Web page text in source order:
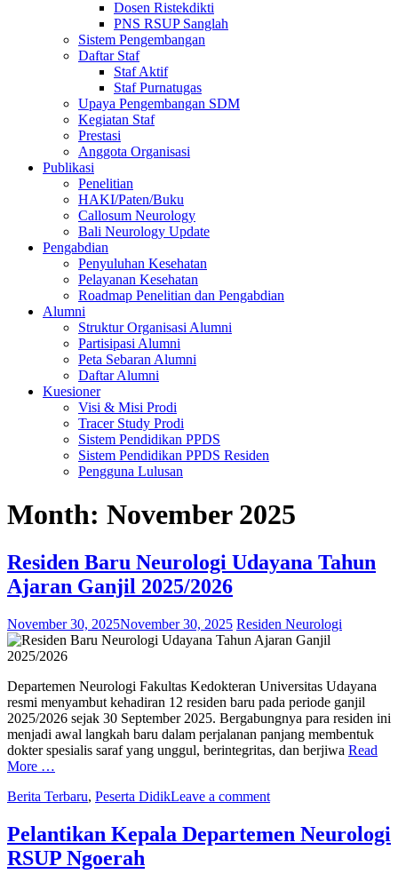
Dosen Ristekdikti
PNS RSUP Sanglah
Sistem Pengembangan
Daftar Staf
Staf Aktif
Staf Purnatugas
Upaya Pengembangan SDM
Kegiatan Staf
Prestasi
Anggota Organisasi
Publikasi
Penelitian
HAKI/Paten/Buku
Callosum Neurology
Bali Neurology Update
Pengabdian
Penyuluhan Kesehatan
Pelayanan Kesehatan
Roadmap Penelitian dan Pengabdian
Alumni
Struktur Organisasi Alumni
Partisipasi Alumni
Peta Sebaran Alumni
Daftar Alumni
Kuesioner
Visi & Misi Prodi
Tracer Study Prodi
Sistem Pendidikan PPDS
Sistem Pendidikan PPDS Residen
Pengguna Lulusan
Month: November 2025
Residen Baru Neurologi Udayana Tahun
Ajaran Ganjil 2025/2026
November 30, 2025November 30, 2025 Residen Neurologi
Departemen Neurologi Fakultas Kedokteran Universitas Udayana
resmi menyambut kehadiran 12 residen baru pada periode ganjil
2025/2026 sejak 30 September 2025. Bergabungnya para residen ini
menjadi awal langkah baru dalam perjalanan panjang membentuk
dokter spesialis saraf yang unggul, berintegritas, dan berjiwa Read
More …
Berita Terbaru, Peserta DidikLeave a comment
Pelantikan Kepala Departemen Neurologi
RSUP Ngoerah